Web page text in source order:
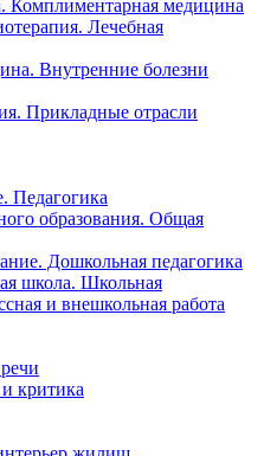
Комплиментарная медицина
Лечебная
Внутренние болезни
Прикладные отрасли
Педагогика
образования. Общая
Дошкольная педагогика
школа. Школьная
и внешкольная работа
критика